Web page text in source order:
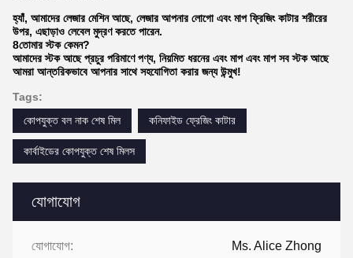
যোগাযোগ
যোগাযোগ: Ms. Alice Zhong
হ্যাঁ, আমাদের লেজার মেশিন আছে, লেজার আপনার লোগো এবং মাপ ফ্রিজিং কাটার শরীরের
উপর, এছাড়াও লেবেল মুদ্রণ করতে পারেন.
8তোমার স্টক কেমন?
আমাদের স্টক আছে প্রচুর পরিমাণে পণ্য, নিয়মিত ধরনের এবং মাপ এবং মাপ সব স্টক আছে
আমরা আন্তরিকভাবে আপনার সাথে সহযোগিতা করার জন্য উন্মুখ!
Tags:
কোপযুক্ত বল নাক শেষ মিল
কনিফাইড ফ্রেজিং কাটার
কার্বাইডের কোপযুক্ত শেষ মিলস